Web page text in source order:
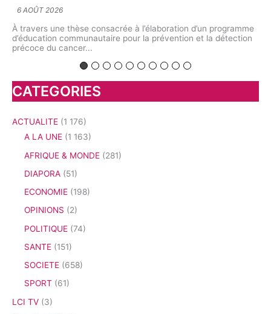
consacrée à l’élaboration d’un programme
pour la prévention et la détection
interrogé l’avenir
biologie végétale,...
CATEGORIES
ACTUALITE (1 176)
A LA UNE (1 163)
AFRIQUE & MONDE (281)
DIAPORA (51)
ECONOMIE (198)
OPINIONS (2)
POLITIQUE (74)
SANTE (151)
SOCIETE (658)
SPORT (61)
LCI TV (3)